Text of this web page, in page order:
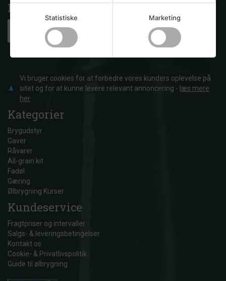
Statistiske Marketing
Her kan du betale med:
Vi bruger cookies for at forbedre vores kunders oplevelse på
sitet og for at kunne levere relevant annoncering - læs mere
her
Kategorier
Brygudstyr
Gaver
Råvarer
All-grain kit
Fadøl
Gæring
Ølbrygning Kurser
Kundeservice
Fragtpriser og intervaller
Salgs- & leveringsbetingelser
Kontakt os
Cookie- & Privatlivspolitik
Guide til ølbrygning